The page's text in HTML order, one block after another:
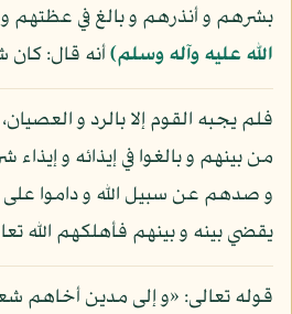
بشرهم و أنذرهم و بالغ في عظتهم
الله عليه وآله وسلم)أنه قال: كان
فلم يجبه القوم إلا بالرد و
من بينهم و بالغوا في إيذائه و
و صدهم عن سبيل الله و داموا
يقضي بينه و بينهم فأهلكهم الله
قوله تعالى: «و إلى مدين أخاهم